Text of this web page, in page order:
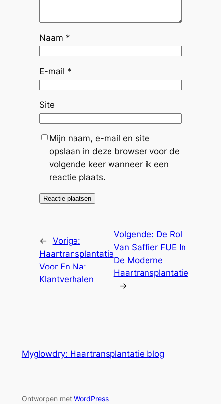
Naam *
E-mail *
Site
Mijn naam, e-mail en site
opslaan in deze browser voor de
volgende keer wanneer ik een
reactie plaats.
← Vorige:
Haartransplantatie
Voor En Na:
Klantverhalen
Volgende: De Rol
Van Saffier FUE In
De Moderne
Haartransplantatie
→
Myglowdry: Haartransplantatie blog
Ontworpen met WordPress